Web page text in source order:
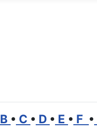
B • C • D • E • F •